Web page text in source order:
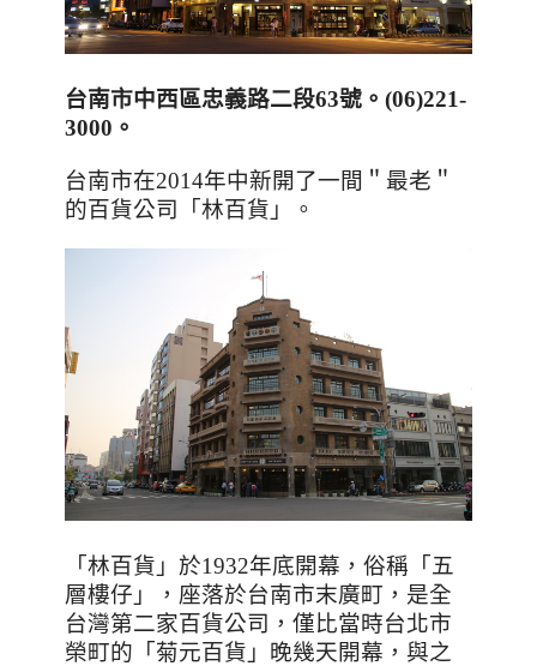
台南市中西區忠義路二段63號。 (06)221-
3000 。
台南市在2014年中新開了一間＂最老＂
的百貨公司「林百貨」。
「林百貨」於1932年底開幕，俗稱「五
層樓仔」，座落於台南市末廣町，是全
台灣第二家百貨公司，僅比當時台北市
榮町的「菊元百貨」晚幾天開幕，與之